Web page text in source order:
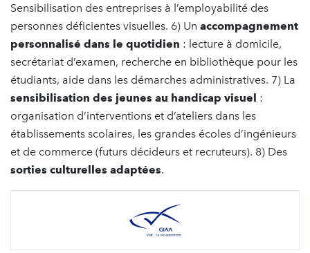
Sensibilisation des entreprises à l’employabilité des
personnes déficientes visuelles. 6) Un accompagnement
personnalisé dans le quotidien : lecture à domicile,
secrétariat d’examen, recherche en bibliothèque pour les
étudiants, aide dans les démarches administratives. 7) La
sensibilisation des jeunes au handicap visuel :
organisation d’interventions et d’ateliers dans les
établissements scolaires, les grandes écoles d’ingénieurs
et de commerce (futurs décideurs et recruteurs). 8) Des
sorties culturelles adaptées.